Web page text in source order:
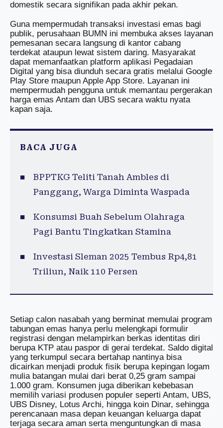
domestik secara signifikan pada akhir pekan.
Guna mempermudah transaksi investasi emas bagi
publik, perusahaan BUMN ini membuka akses layanan
pemesanan secara langsung di kantor cabang
terdekat ataupun lewat sistem daring. Masyarakat
dapat memanfaatkan platform aplikasi Pegadaian
Digital yang bisa diunduh secara gratis melalui Google
Play Store maupun Apple App Store. Layanan ini
mempermudah pengguna untuk memantau pergerakan
harga emas Antam dan UBS secara waktu nyata
kapan saja.
BACA JUGA
BPPTKG Teliti Tanah Ambles di
Panggang, Warga Diminta Waspada
Konsumsi Buah Sebelum Olahraga
Pagi Bantu Tingkatkan Stamina
Investasi Sleman 2025 Tembus Rp4,81
Triliun, Naik 110 Persen
Setiap calon nasabah yang berminat memulai program
tabungan emas hanya perlu melengkapi formulir
registrasi dengan melampirkan berkas identitas diri
berupa KTP atau paspor di gerai terdekat. Saldo digital
yang terkumpul secara bertahap nantinya bisa
dicairkan menjadi produk fisik berupa kepingan logam
mulia batangan mulai dari berat 0,25 gram sampai
1.000 gram. Konsumen juga diberikan kebebasan
memilih variasi produsen populer seperti Antam, UBS,
UBS Disney, Lotus Archi, hingga koin Dinar, sehingga
perencanaan masa depan keuangan keluarga dapat
terjaga secara aman serta menguntungkan di masa